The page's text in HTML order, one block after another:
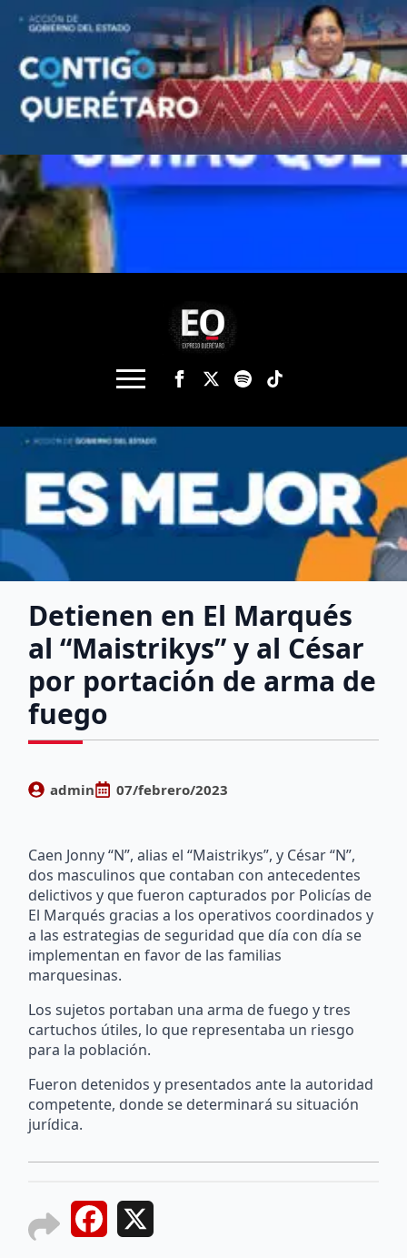
Detienen en El Marqués
al “Maistrikys” y al César
por portación de arma de
fuego
admin 07/febrero/2023
Caen Jonny “N”, alias el “Maistrikys”, y César “N”,
dos masculinos que contaban con antecedentes
delictivos y que fueron capturados por Policías de
El Marqués gracias a los operativos coordinados y
a las estrategias de seguridad que día con día se
implementan en favor de las familias
marquesinas.
Los sujetos portaban una arma de fuego y tres
cartuchos útiles, lo que representaba un riesgo
para la población.
Fueron detenidos y presentados ante la autoridad
competente, donde se determinará su situación
jurídica.
Facebook